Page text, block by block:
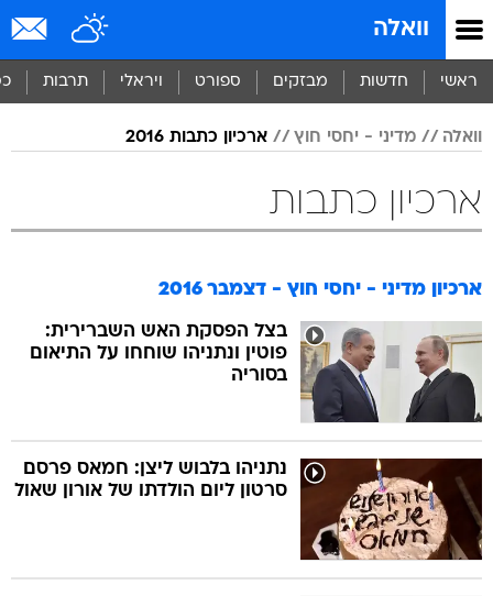
וואלה
ראשי חדשות מבזקים ספורט ויראלי תרבות
וואלה מדיני - יחסי חוץ ארכיון כתבות 2016
ארכיון כתבות
ארכיון מדיני - יחסי חוץ - דצמבר 2016
בצל הפסקת האש השברירית:
פוטין ונתניהו שוחחו על התיאום
בסוריה
נתניהו בלבוש ליצן: חמאס פרסם
סרטון ליום הולדתו של אורון שאול